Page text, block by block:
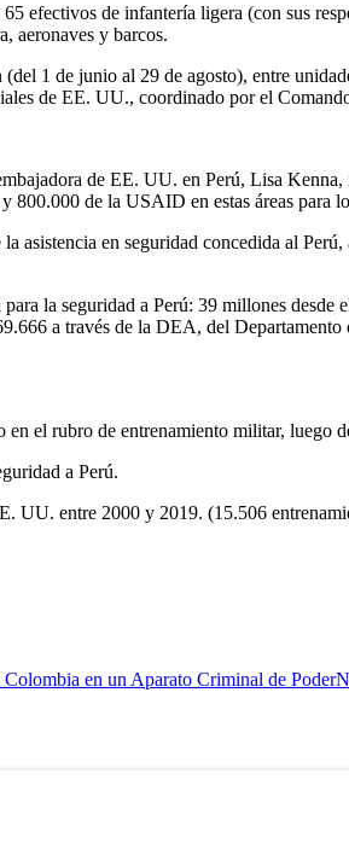
efectivos de infantería ligera (con sus
aeronaves y barcos.
1 de junio al 29 de agosto), entre
de EE. UU., coordinado por el
de EE. UU. en Perú, Lisa
800.000 de la USAID en estas áreas para
en seguridad concedida al
la seguridad a Perú: 39 millones
a través de la DEA, del
el rubro de entrenamiento militar, luego
a Perú.
UU. entre 2000 y 2019. (15.506
en un Aparato Criminal de Poder